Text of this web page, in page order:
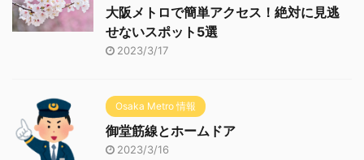
大阪メトロで簡単アクセス！絶対に見逃
せないスポット5選
2023/3/17
Osaka Metro 情報
御堂筋線とホームドア
2023/3/16